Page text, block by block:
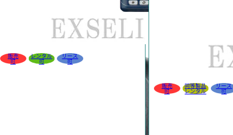
販売
可
レンタル
可
リース
可
販売
可
同等製品
レンタル
リース
可